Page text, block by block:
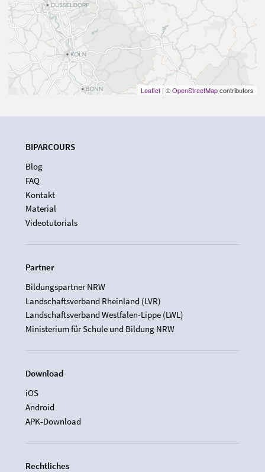
Leaflet | ©OpenStreetMapcontributors
BIPARCOURS
Blog
FAQ
Kontakt
Material
Videotutorials
Partner
Bildungspartner NRW
Landschaftsverband Rheinland (LVR)
Landschaftsverband Westfalen-Lippe (LWL)
Ministerium für Schule und Bildung NRW
Download
iOS
Android
APK-Download
Rechtliches